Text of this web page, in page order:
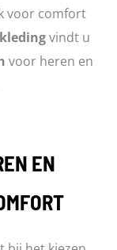
voor comfort
vindt u
voor heren en
EN